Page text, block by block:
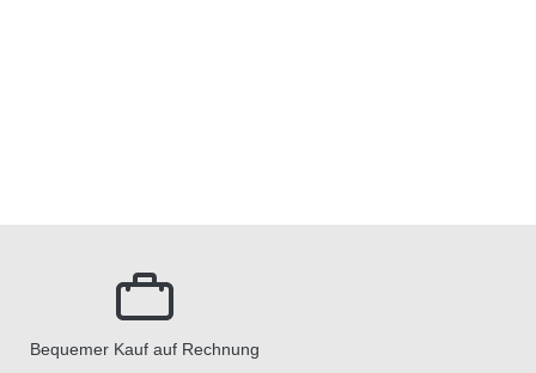
Bequemer Kauf auf Rechnung